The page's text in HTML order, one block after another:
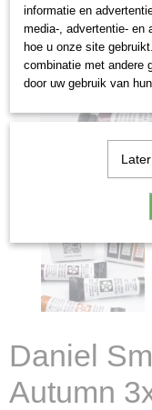
Daniel
Autumn
informatie en
media-, advertentie- en
hoe u onze site
combinatie met andere
door uw gebruik van